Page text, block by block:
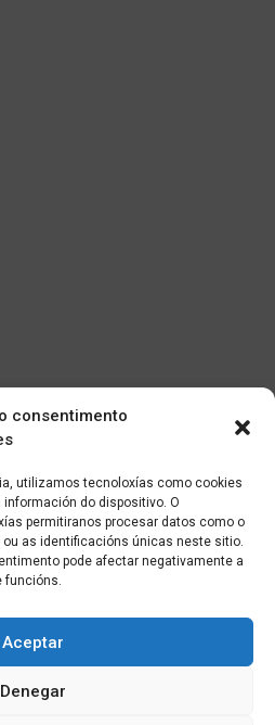
consentimento
utilizamos tecnoloxías como cookies
do dispositivo. O
permitiranos procesar datos como o
as identificacións únicas neste sitio.
pode afectar negativamente a
funcións.
Aceptar
Denegar